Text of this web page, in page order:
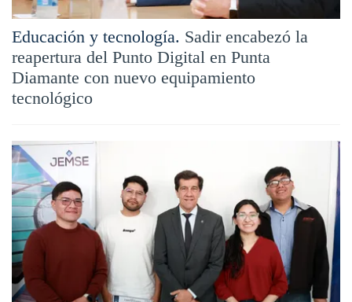
Educación y tecnología. Sadir encabezó la
reapertura del Punto Digital en Punta
Diamante con nuevo equipamiento
tecnológico